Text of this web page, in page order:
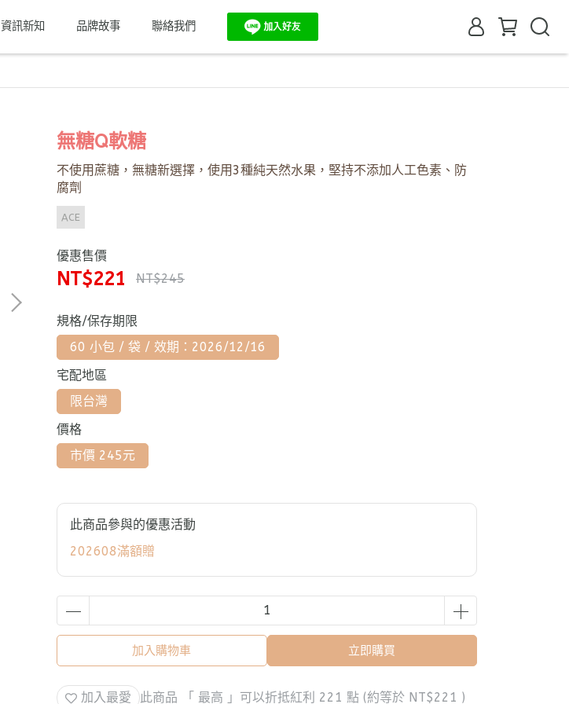
資訊新知 品牌故事 聯絡我們
無糖Q軟糖
不使用蔗糖，無糖新選擇，使用3種純天然水果，堅持不添加人工色素、防
腐劑
ACE
優惠售價
NT$221 NT$245
規格/保存期限
60 小包 / 袋 / 效期：2026/12/16
宅配地區
限台灣
價格
市價 245元
此商品參與的優惠活動
202608滿額贈
加入購物車 立即購買
加入最愛 此商品 「 最高 」可以折抵紅利 221 點 (約等於 NT$221 )